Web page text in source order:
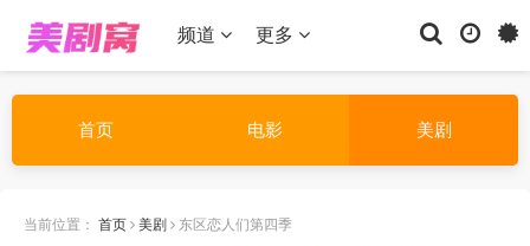
频道 更多
首页 电影 美剧
当前位置： 首页 美剧 东区恋人们第四季